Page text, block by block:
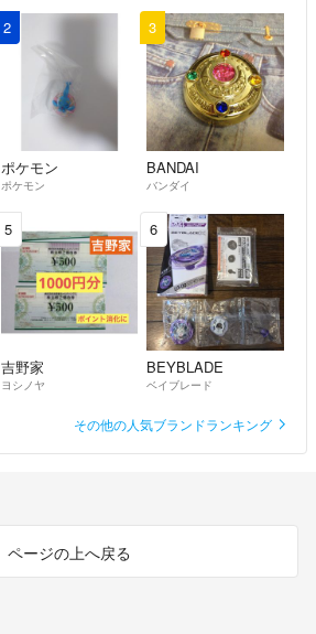
2
ポケモン
ポケモン
3
BANDAI
バンダイ
5
吉野家
ヨシノヤ
6
BEYBLADE
ベイブレード
その他の人気ブランドランキング
ページの上へ戻る